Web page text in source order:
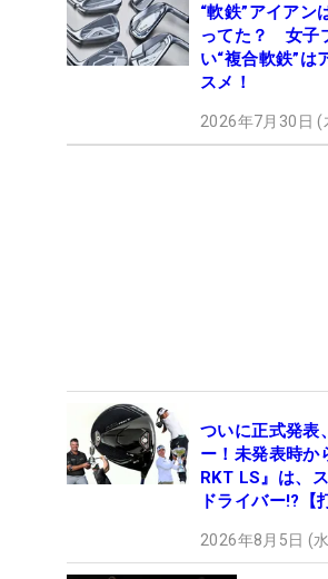
“軟鉄”アイアン
ってた？ 女子
い“複合軟鉄”は
スメ！
2026年7月30日
ついに正式発表
ー！未発表時か
RKT LS』は、
ドライバー!?【
2026年8月5日 (